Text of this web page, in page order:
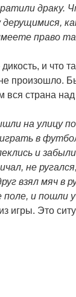
драку.
право
и что
произошло.
страна
на улицу
в
и
не
взял мяч в
поле, и пошли
игры. Это